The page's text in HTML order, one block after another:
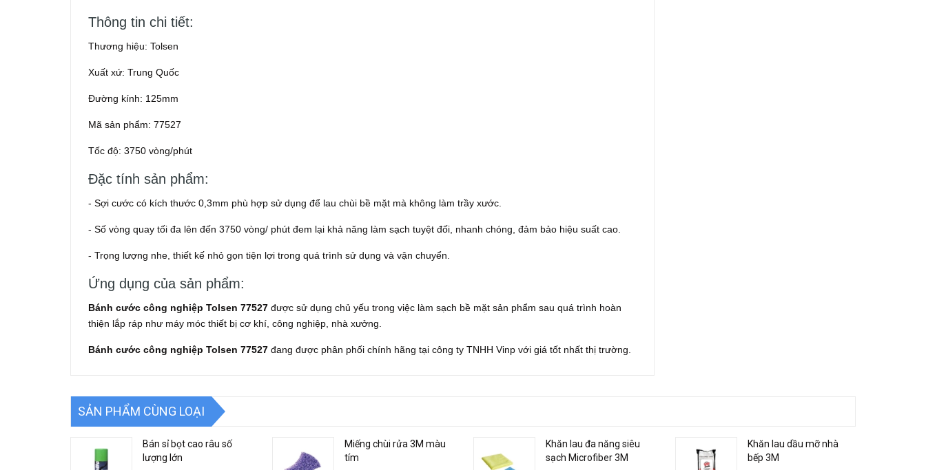
Thông tin chi tiết:
Thương hiệu: Tolsen
Xuất xứ: Trung Quốc
Đường kính: 125mm
Mã sản phẩm: 77527
Tốc độ: 3750 vòng/phút
Đặc tính sản phẩm:
- Sợi cước có kích thước 0,3mm phù hợp sử dụng để lau chùi bề mặt mà không làm trầy xước.
- Số vòng quay tối đa lên đến 3750 vòng/ phút đem lại khả năng làm sạch tuyệt đối, nhanh chóng, đảm bảo hiệu suất cao.
- Trọng lượng nhe, thiết kế nhỏ gọn tiện lợi trong quá trình sử dụng và vận chuyển.
Ứng dụng của sản phẩm:
Bánh cước công nghiệp Tolsen 77527 được sử dụng chủ yếu trong việc làm sạch bề mặt sản phẩm sau quá trình hoàn
thiện lắp ráp như máy móc thiết bị cơ khí, công nghiệp, nhà xưởng.
Bánh cước công nghiệp Tolsen 77527 đang được phân phối chính hãng tại công ty TNHH Vinp với giá tốt nhất thị trường.
SẢN PHẨM CÙNG LOẠI
Bán sỉ bọt cao râu số
lượng lớn
Miếng chùi rửa 3M màu
tím
Khăn lau đa năng siêu
sạch Microfiber 3M
Khăn lau dầu mỡ nhà
bếp 3M